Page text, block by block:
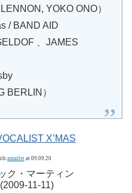
YOKO ONO）
/ BAND AID
、JAMES
）
X’MAS
amazlet at 09.09.20
ク・マーティン
11-11)